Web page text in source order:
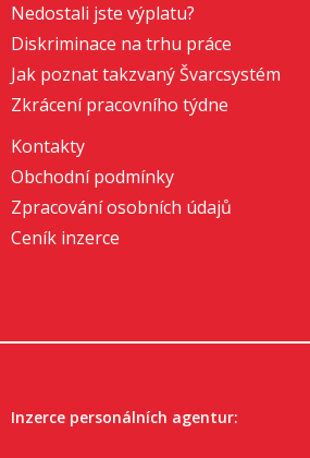
Nedostali jste výplatu?
Diskriminace na trhu práce
Jak poznat takzvaný Švarcsystém
Zkrácení pracovního týdne
Kontakty
Obchodní podmínky
Zpracování osobních údajů
Ceník inzerce
Inzerce personálních agentur: